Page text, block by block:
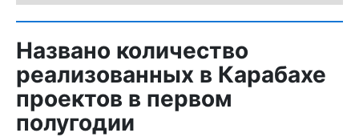
Названо количество
реализованных в Карабахе
проектов в первом
полугодии